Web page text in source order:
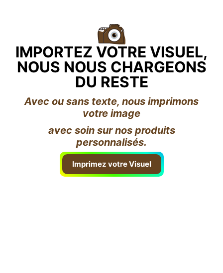
IMPORTEZ VOTRE VISUEL,
NOUS NOUS CHARGEONS
DU RESTE
Avec ou sans texte, nous imprimons
votre image
avec soin sur nos produits
personnalisés.
Imprimez votre Visuel